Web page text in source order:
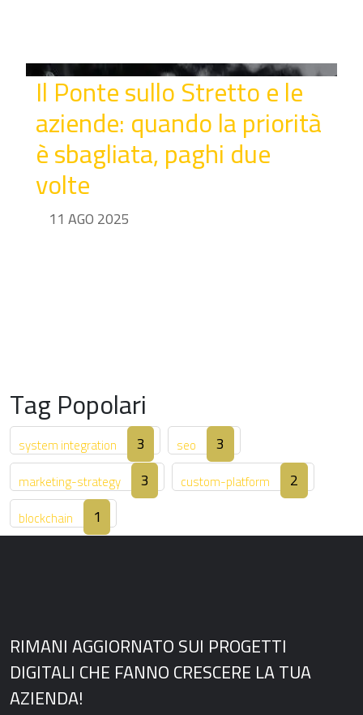
Il Ponte sullo Stretto e le
aziende: quando la priorità
è sbagliata, paghi due
volte
11 AGO 2025
Tag Popolari
system integration 3 seo 3
marketing-strategy 3 custom-platform 2
blockchain 1
RIMANI AGGIORNATO SUI PROGETTI
DIGITALI CHE FANNO CRESCERE LA TUA
AZIENDA!